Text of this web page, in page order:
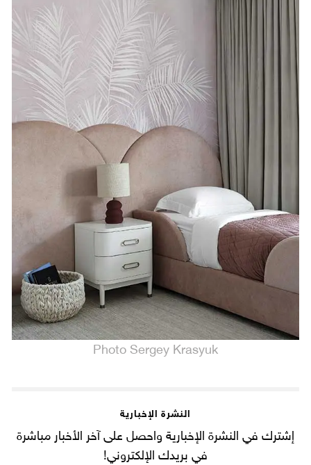
Photo Sergey Krasyuk
النشرة الإخبارية
إشترك في النشرة الإخبارية واحصل على آخر الأخبار مباشرة
في بريدك الإلكتروني!